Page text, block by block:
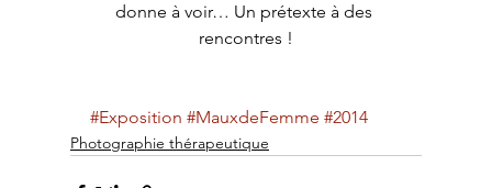
donne à voir… Un prétexte à des
rencontres !
#Exposition #MauxdeFemme #2014
Photographie thérapeutique